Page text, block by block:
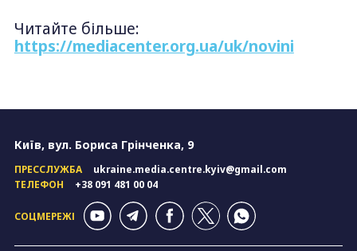
Читайте більше:
https://mediacenter.org.ua/uk/novini
Київ, вул. Бориса Грінченка, 9
ПРЕССЛУЖБА
ukraine.media.centre.kyiv@gmail.com
ТЕЛЕФОН
+38 091 481 00 04
СОЦМЕРЕЖІ